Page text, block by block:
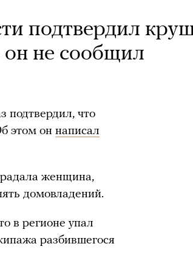
подтвердил
он не сообщил
подтвердил, что
этом он написал
женщина,
домовладений.
в регионе упал
разбившегося